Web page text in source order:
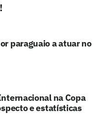
paraguaio a atuar no
na Copa
e estatísticas